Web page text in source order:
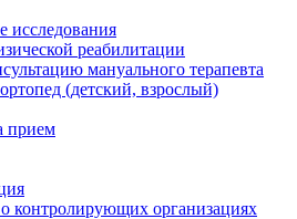
исследования
реабилитации
мануального терапевта
(детский, взрослый)
прием
контролирующих организациях